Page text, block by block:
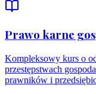
Prawo karne
Kompleksowy kurs o
przestępstwach
prawników i